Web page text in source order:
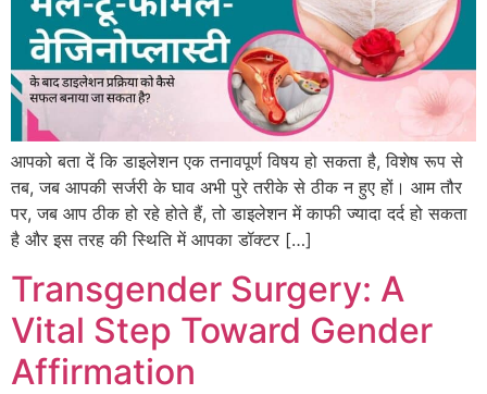
आपको बता दें कि डाइलेशन एक तनावपूर्ण विषय हो सकता है, विशेष रूप से
तब, जब आपकी सर्जरी के घाव अभी पुरे तरीके से ठीक न हुए हों। आम तौर
पर, जब आप ठीक हो रहे होते हैं, तो डाइलेशन में काफी ज्यादा दर्द हो सकता
है और इस तरह की स्थिति में आपका डॉक्टर […]
Transgender Surgery: A
Vital Step Toward Gender
Affirmation